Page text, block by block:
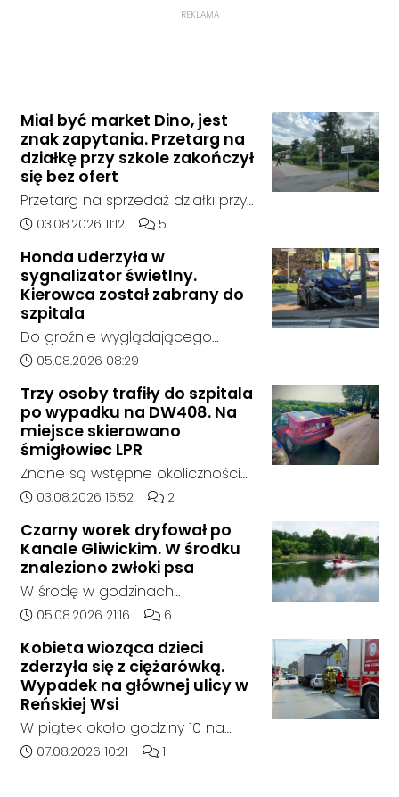
REKLAMA
Miał być market Dino, jest
znak zapytania. Przetarg na
działkę przy szkole zakończył
się bez ofert
Przetarg na sprzedaż działki przy
Zespole Szkół Technicznych i
Kędzierzynie-Koźlu zakończył się
bez rozstrzygnięcia. Mimo
wcześniejszego zainteresowania
terenem ze strony sieci Dino, do
postępowania nie zgłosił się
żaden oferent.
Data dodania artykułu:
03.08.2026 11:12 Liczba komentarzy artykułu:
5
Honda uderzyła w
sygnalizator świetlny.
Kierowca został zabrany do
szpitala
Do groźnie wyglądającego
zdarzenia drogowego doszło w
godziny 6:30 kierujący
samochodem marki Honda
zjechał z drogi i uderzył w
sygnalizator świetlny.
Data dodania artykułu:
05.08.2026 08:29
Trzy osoby trafiły do szpitala
po wypadku na DW408. Na
miejsce skierowano
śmigłowiec LPR
Znane są wstępne okoliczności
zdarzenia drogowego, do
14:30 na drodze wojewódzkiej nr
408 pomiędzy Starym Koźlem a
Bierawą.
Data dodania artykułu:
03.08.2026 15:52 Liczba komentarzy artykułu:
2
Czarny worek dryfował po
Kanale Gliwickim. W środku
znaleziono zwłoki psa
W środę w godzinach
popołudniowych służby zostały
Gliwicki po zgłoszeniu od
zaniepokojonego świadka.
Osoba zgłaszająca zauważyła
unoszący się na wodzie czarny
worek, którego zawartość
wzbudziła jej niepokój.
Data dodania artykułu:
05.08.2026 21:16 Liczba komentarzy artykułu:
6
Kobieta wioząca dzieci
zderzyła się z ciężarówką.
Wypadek na głównej ulicy w
Reńskiej Wsi
W piątek około godziny 10 na
ulicy Pawłowickiej w Reńskiej Wsi
Data dodania artykułu:
07.08.2026 10:21 Liczba komentarzy artykułu:
1